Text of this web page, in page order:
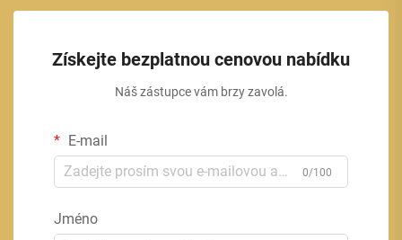
Získejte bezplatnou cenovou nabídku
Náš zástupce vám brzy zavolá.
E-mail
0/100
Jméno